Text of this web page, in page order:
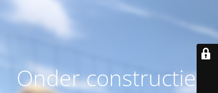
Onder constructie!